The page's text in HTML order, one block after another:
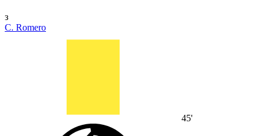
з
C. Romero
45'